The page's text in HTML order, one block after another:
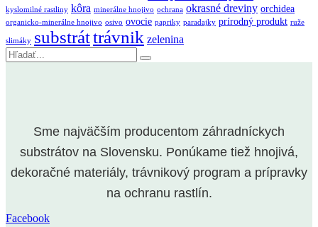
kyslomilné rastliny kôra minerálne hnojivo ochrana okrasné dreviny orchidea
organicko-minerálne hnojivo osivo ovocie papriky paradajky prírodný produkt ruže
slimáky substráttrávnik zelenina
Vyhľadávanie
Sme najväčším producentom záhradníckych
substrátov na Slovensku. Ponúkame tiež hnojivá,
dekoračné materiály, trávnikový program a prípravky
na ochranu rastlín.
Facebook